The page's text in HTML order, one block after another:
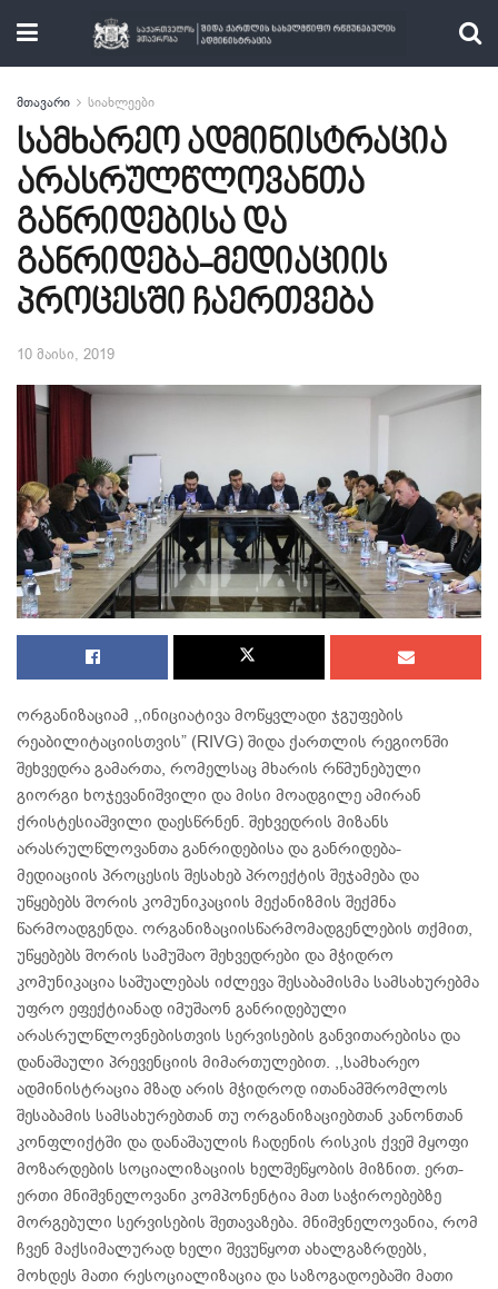
მთავარი სიახლეები
სამხარეო ადმინისტრაცია
არასრულწლოვანთა
განრიდებისა და
განრიდება-მედიაციის
პროცესში ჩაერთვება
10 მაისი, 2019
ორგანიზაციამ ,,ინიციატივა მოწყვლადი ჯგუფების
რეაბილიტაციისთვის” (RIVG) შიდა ქართლის რეგიონში
შეხვედრა გამართა, რომელსაც მხარის რწმუნებული
გიორგი ხოჯევანიშვილი და მისი მოადგილე ამირან
ქრისტესიაშვილი დაესწრნენ. შეხვედრის მიზანს
არასრულწლოვანთა განრიდებისა და განრიდება-
მედიაციის პროცესის შესახებ პროექტის შეჯამება და
უწყებებს შორის კომუნიკაციის მექანიზმის შექმნა
წარმოადგენდა. ორგანიზაციისწარმომადგენლების თქმით,
უწყებებს შორის სამუშაო შეხვედრები და მჭიდრო
კომუნიკაცია საშუალებას იძლევა შესაბამისმა სამსახურებმა
უფრო ეფექტიანად იმუშაონ განრიდებული
არასრულწლოვნებისთვის სერვისების განვითარებისა და
დანაშაული პრევენციის მიმართულებით. ,,სამხარეო
ადმინისტრაცია მზად არის მჭიდროდ ითანამშრომლოს
შესაბამის სამსახურებთან თუ ორგანიზაციებთან კანონთან
კონფლიქტში და დანაშაულის ჩადენის რისკის ქვეშ მყოფი
მოზარდების სოციალიზაციის ხელშეწყობის მიზნით. ერთ-
ერთი მნიშვნელოვანი კომპონენტია მათ საჭიროებებზე
მორგებული სერვისების შეთავაზება. მნიშვნელოვანია, რომ
ჩვენ მაქსიმალურად ხელი შევუწყოთ ახალგაზრდებს,
მოხდეს მათი რესოციალიზაცია და საზოგადოებაში მათი